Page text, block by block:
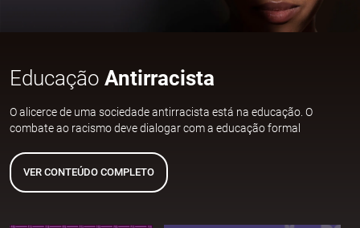
Educação Antirracista
O alicerce de uma sociedade antirracista está na educação. O
combate ao racismo deve dialogar com a educação formal
VER CONTEÚDO COMPLETO